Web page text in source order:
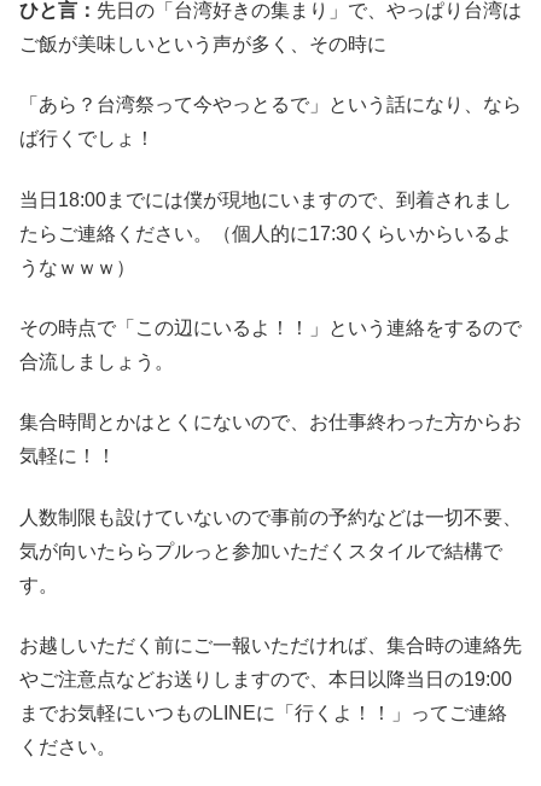
ひと言： 先日の「台湾好きの集まり」で、やっぱり台湾は
ご飯が美味しいという声が多く、その時に
「あら？台湾祭って今やっとるで」という話になり、なら
ば行くでしょ！
当日18:00までには僕が現地にいますので、到着されまし
たらご連絡ください。（個人的に17:30くらいからいるよ
うなｗｗｗ）
その時点で「この辺にいるよ！！」という連絡をするので
合流しましょう。
集合時間とかはとくにないので、お仕事終わった方からお
気軽に！！
人数制限も設けていないので事前の予約などは一切不要、
気が向いたららプルっと参加いただくスタイルで結構で
す。
お越しいただく前にご一報いただければ、集合時の連絡先
やご注意点などお送りしますので、本日以降当日の19:00
までお気軽にいつものLINEに「行くよ！！」ってご連絡
ください。